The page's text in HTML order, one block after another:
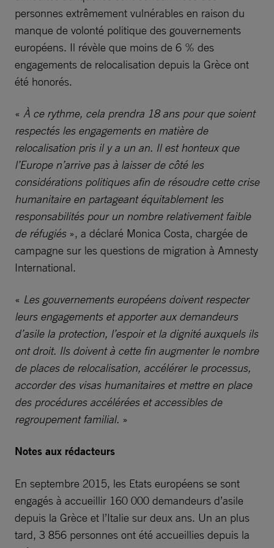
personnes extrêmement vulnérables en raison du
manque de volonté politique des gouvernements
européens. Il révèle que moins de 6 % des
engagements de relocalisation depuis la Grèce ont
été honorés.
« À ce rythme, cela prendra 18 ans pour que soient
respectés les engagements en matière de
relocalisation pris il y a un an. Il est honteux que
l’Europe n’arrive pas à laisser de côté les
considérations politiques afin de résoudre cette crise
humanitaire en partageant équitablement les
responsabilités pour un nombre relativement faible
de réfugiés», a déclaré Monica Costa, chargée de
campagne sur les questions de migration à Amnesty
International.
« Les gouvernements européens doivent respecter
leurs engagements et apporter aux demandeurs
d’asile la protection, l’espoir et la dignité auxquels ils
ont droit. Ils doivent à cette fin augmenter le nombre
de places de relocalisation, accélérer le processus,
accorder des visas humanitaires et mettre en place
des procédures accélérées et accessibles de
regroupement familial. »
Notes aux rédacteurs
En septembre 2015, les Etats européens se sont
engagés à accueillir 160 000 demandeurs d’asile
depuis la Grèce et l’Italie sur deux ans. Un an plus
tard, 3 856 personnes ont été accueillies depuis la